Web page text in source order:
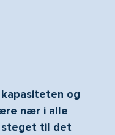
kapasiteten og
nær i alle
til det